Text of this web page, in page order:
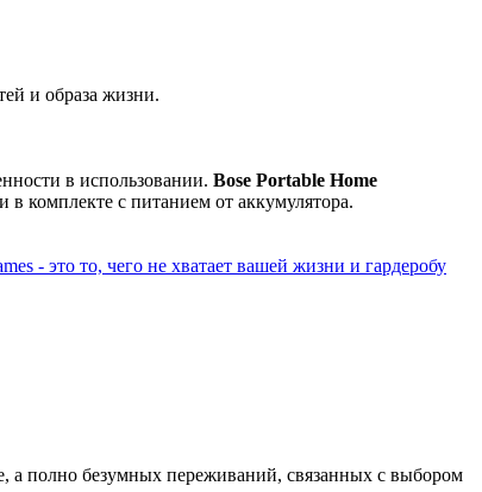
и образа жизни.
в использовании. Bose Portable Home
в комплекте с питанием от аккумулятора.
- это то, чего не хватает вашей жизни и гардеробу
полно безумных переживаний, связанных с выбором